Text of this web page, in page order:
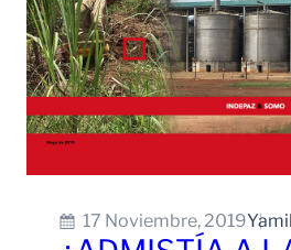
17 Noviembre, 2019